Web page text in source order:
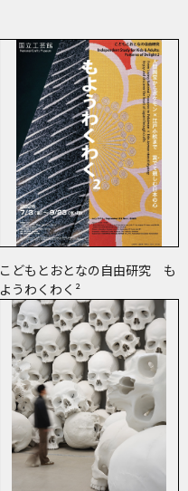
こどもとおとなの自由研究 も
ようわくわく²